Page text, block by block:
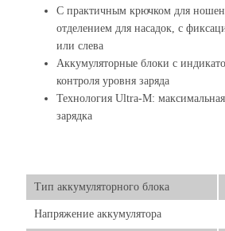
С практичным крючком для
отделением для насадок, с
или слева
Аккумуляторные блоки с
контроля уровня заряда
Технология Ultra-M:
зарядка
Тип аккумуляторного блока
Напряжение аккумулятора